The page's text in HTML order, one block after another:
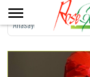
Anasayfa Kalbim Sende